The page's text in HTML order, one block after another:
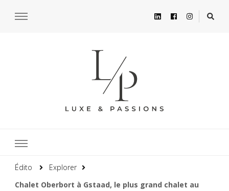
Édito
Explorer
Chalet Oberbort à Gstaad, le plus grand chalet au